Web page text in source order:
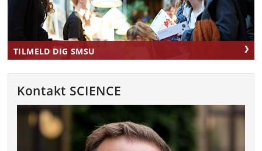
TILMELD DIG SMSU
Kontakt SCIENCE